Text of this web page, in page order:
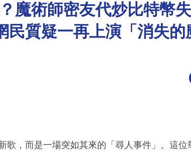
魔術師密友代炒比特幣失
民質疑一再上演「消失的
歌，而是一場突如其來的「尋人事件」。這位